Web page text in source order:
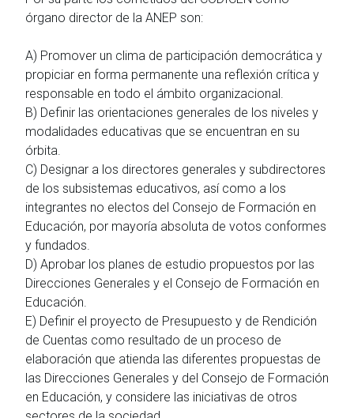
órgano director de la ANEP son:
A) Promover un clima de participación democrática y
propiciar en forma permanente una reflexión crítica y
responsable en todo el ámbito organizacional.
B) Definir las orientaciones generales de los niveles y
modalidades educativas que se encuentran en su
órbita.
C) Designar a los directores generales y subdirectores
de los subsistemas educativos, así como a los
integrantes no electos del Consejo de Formación en
Educación, por mayoría absoluta de votos conformes
y fundados.
D) Aprobar los planes de estudio propuestos por las
Direcciones Generales y el Consejo de Formación en
Educación.
E) Definir el proyecto de Presupuesto y de Rendición
de Cuentas como resultado de un proceso de
elaboración que atienda las diferentes propuestas de
las Direcciones Generales y del Consejo de Formación
en Educación, y considere las iniciativas de otros